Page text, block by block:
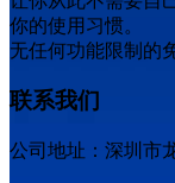
你的使用习惯。
无任何功能限制的
联系我们
公司地址：深圳市